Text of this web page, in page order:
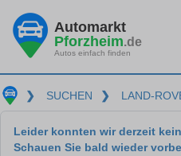
Automarkt
Pforzheim.de
Autos einfach finden
❯ SUCHEN ❯ LAND-
Leider konnten wir derzeit
Schauen Sie bald wieder